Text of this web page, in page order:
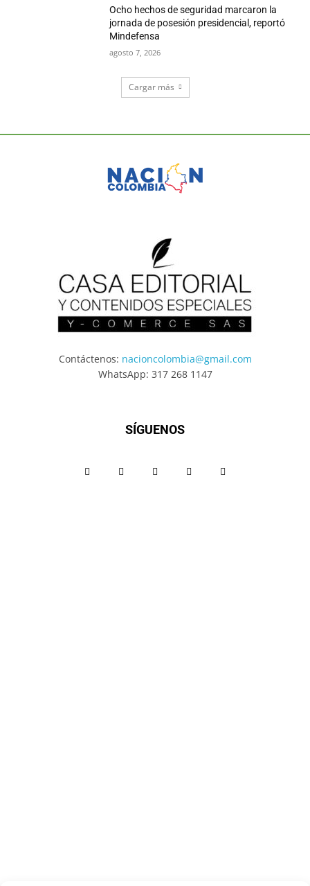
Ocho hechos de seguridad marcaron la
jornada de posesión presidencial, reportó
Mindefensa
agosto 7, 2026
Cargar más
Contáctenos: nacioncolombia@gmail.com
WhatsApp: 317 268 1147
SÍGUENOS